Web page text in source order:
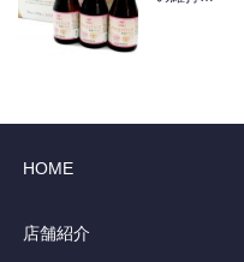
HOME
店舗紹介